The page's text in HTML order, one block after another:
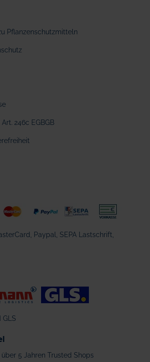
Pflanzenschutzmitteln
246c EGBGB
Paypal, SEPA Lastschrift,
GLS
über 5 Jahren Trusted Shops